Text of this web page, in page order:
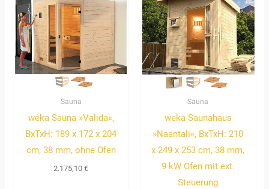
Sauna
weka Sauna »Valida«,
BxTxH: 189 x 172 x 204
cm, 38 mm, ohne Ofen
2.175,10€
Sauna
weka Saunahaus
»Naantali«, BxTxH: 210
x 249 x 253 cm, 38 mm,
9 kW Ofen mit ext.
Steuerung